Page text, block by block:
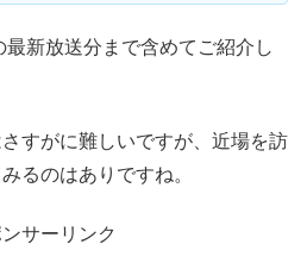
新放送分まで含めてご紹介し
すがに難しいですが、近場を訪
るのはありですね。
サーリンク